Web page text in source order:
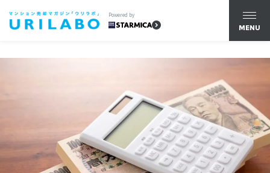
Powered by
MENU